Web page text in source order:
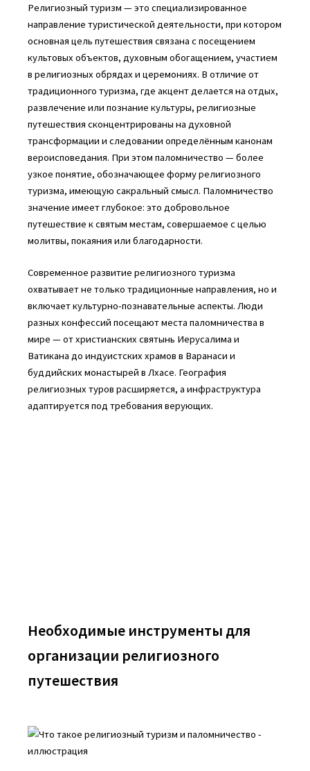
Религиозный туризм — это специализированное
направление туристической деятельности, при котором
основная цель путешествия связана с посещением
культовых объектов, духовным обогащением, участием
в религиозных обрядах и церемониях. В отличие от
традиционного туризма, где акцент делается на отдых,
развлечение или познание культуры, религиозные
путешествия сконцентрированы на духовной
трансформации и следовании определённым канонам
вероисповедания. При этом паломничество — более
узкое понятие, обозначающее форму религиозного
туризма, имеющую сакральный смысл. Паломничество
значение имеет глубокое: это добровольное
путешествие к святым местам, совершаемое с целью
молитвы, покаяния или благодарности.
Современное развитие религиозного туризма
охватывает не только традиционные направления, но и
включает культурно-познавательные аспекты. Люди
разных конфессий посещают места паломничества в
мире — от христианских святынь Иерусалима и
Ватикана до индуистских храмов в Варанаси и
буддийских монастырей в Лхасе. География
религиозных туров расширяется, а инфраструктура
адаптируется под требования верующих.
Необходимые инструменты для
организации религиозного
путешествия